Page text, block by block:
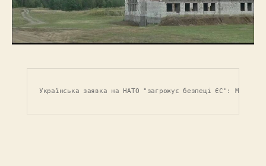
Українська заявка на НАТО "загрожує безпеці ЄС":